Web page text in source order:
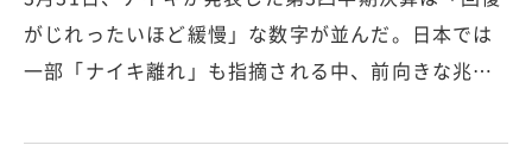
がじれったいほど緩慢」な数字が並んだ。日本では
一部「ナイキ離れ」も指摘される中、前向きな兆…